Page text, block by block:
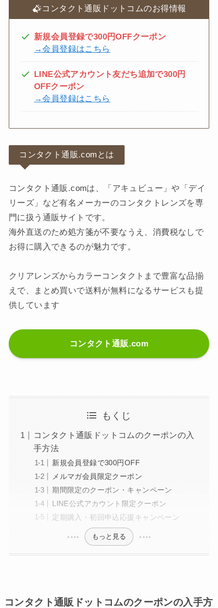
コンタクト通販ドットコムのお得情報
新規会員登録で300円OFFクーポン
→会員登録はこちら
LINE公式アカウント友だち追加で300円
OFFクーポン
→会員登録はこちら
コンタクト通販.comとは
コンタクト通販.comは、「アキュビュー」や「デイ
リーズ」など有名メーカーのコンタクトレンズを専
門に扱う通販サイトです。
海外直送のため処方箋が不要なうえ、消費税なしで
お得に購入できるのが魅力です。
クリアレンズからカラーコンタクトまで豊富な品揃
えで、まとめ買いで送料が無料になるサービスも提
供しています
コンタクト通販.com
もくじ
コンタクト通販ドットコムのクーポンの入
手方法
新規会員登録で300円OFF
メルマガ会員限定クーポン
期間限定のクーポン・キャンペーン
LINE公式アカウント限定クーポン
定期購入・初回申込応援キャンペーン
もっと見る
コンタクト通販ドットコムのクーポンの入手方